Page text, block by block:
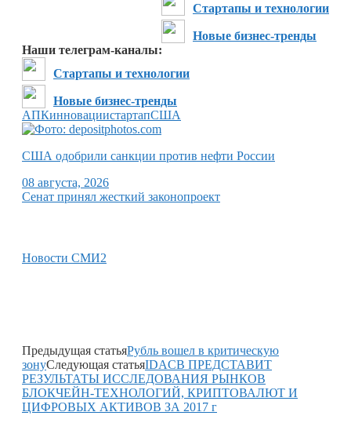
Стартапы и технологии
Новые бизнес-тренды
Наши телеграм-каналы:
Стартапы и технологии
Новые бизнес-тренды
АПКинновациистартапСША
США одобрили санкции против нефти России
08 августа, 2026
Сенат принял жесткий законопроект
Новости СМИ2
Предыдущая статьяРубль вошел в критическую
зонуСледующая статьяIDACB ПРЕДСТАВИТ
РЕЗУЛЬТАТЫ ИССЛЕДОВАНИЯ РЫНКОВ
БЛОКЧЕЙН-ТЕХНОЛОГИЙ, КРИПТОВАЛЮТ И
ЦИФРОВЫХ АКТИВОВ ЗА 2017 г